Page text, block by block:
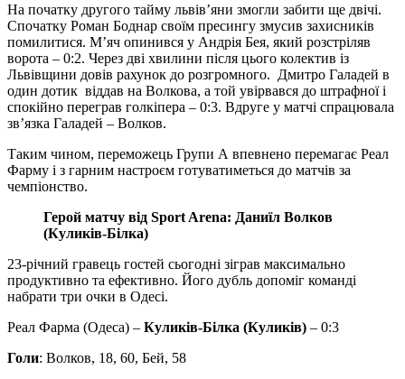
На початку другого тайму львів’яни змогли забити ще двічі.
Спочатку Роман Боднар своїм пресингу змусив захисників
помилитися. М’яч опинився у Андрія Бея, який розстріляв
ворота – 0:2. Через дві хвилини після цього колектив із
Львівщини довів рахунок до розгромного. Дмитро Галадей в
один дотик віддав на Волкова, а той увірвався до штрафної і
спокійно переграв голкіпера – 0:3. Вдруге у матчі спрацювала
зв’язка Галадей – Волков.
Таким чином, переможець Групи А впевнено перемагає Реал
Фарму і з гарним настроєм готуватиметься до матчів за
чемпіонство.
Герой матчу від Sport Arena: Даниїл Волков
(Куликів-Білка)
23-річний гравець гостей сьогодні зіграв максимально
продуктивно та ефективно. Його дубль допоміг команді
набрати три очки в Одесі.
Реал Фарма (Одеса) – Куликів-Білка (Куликів) – 0:3
Голи: Волков, 18, 60, Бей, 58